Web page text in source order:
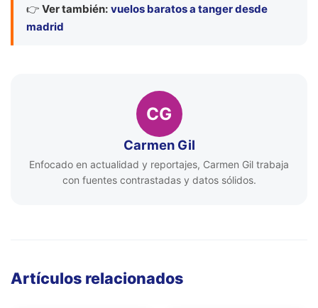
👉 Ver también: vuelos baratos a tanger desde
madrid
CG
Carmen Gil
Enfocado en actualidad y reportajes, Carmen Gil trabaja
con fuentes contrastadas y datos sólidos.
Artículos relacionados